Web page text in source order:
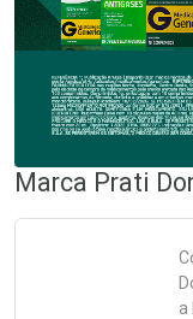
Marca Prati
a